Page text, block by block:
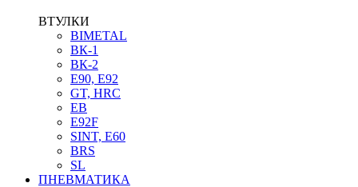
ВТУЛКИ
BIMETAL
ВК-1
ВК-2
Е90, E92
GT, HRC
EB
Е92F
SINT, E60
BRS
SL
ПНЕВМАТИКА